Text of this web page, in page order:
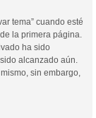
tema” cuando esté
la primera página.
ha sido
alcanzado aún.
sin embargo,